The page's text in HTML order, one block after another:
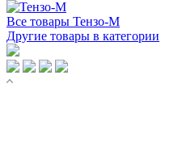
Все товары Тензо-М
Другие товары в категории
КАТАЛОГ ТОВАРОВ